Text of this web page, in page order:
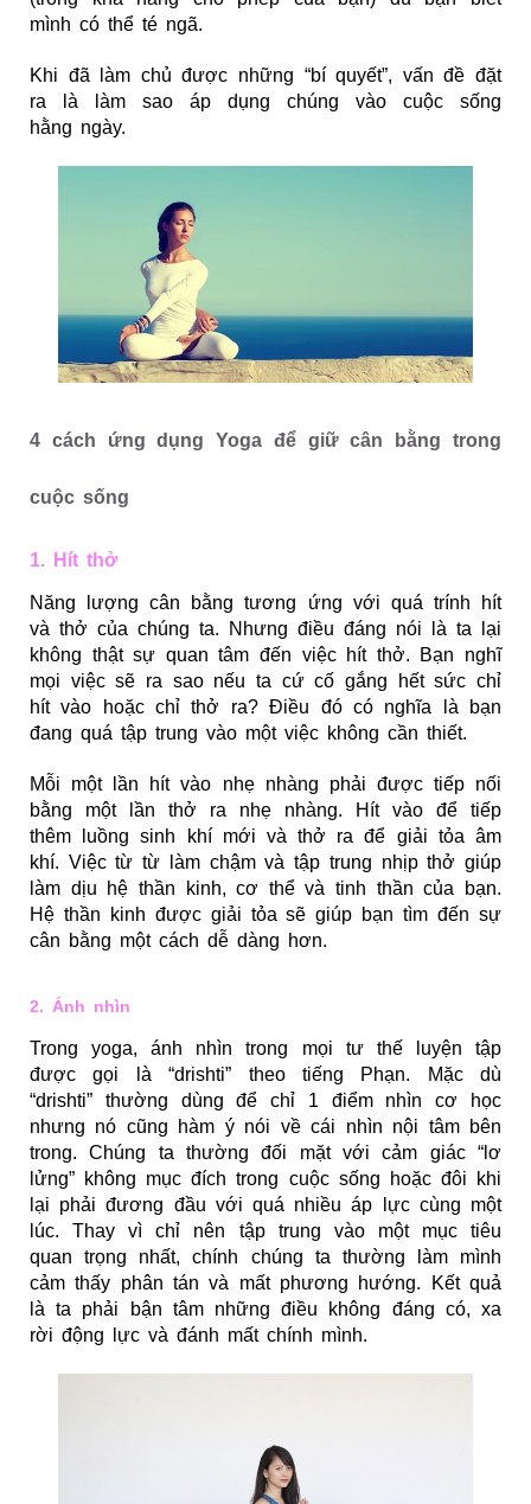
mình có thể té ngã.
Khi đã làm chủ được những “bí quyết”, vấn đề đặt
ra là làm sao áp dụng chúng vào cuộc sống
hằng ngày.
4 cá​ch ứng dụng Yoga để giữ cân bằng trong
cuộc sống
1. Hít thở
Năng lượng cân bằng tương ứng với quá trính hít
và thở của chúng ta.
Nhưng điều đáng nói là ta lại
không thật sự quan tâm đến việc hít thở. Bạn nghĩ
mọi việc sẽ ra sao nếu ta cứ cố gắng hết sức chỉ
hít vào hoặc chỉ thở ra? Điều đó có nghĩa là bạn
đang quá tập trung vào một việc không cần thiết.
Mỗi một lần hít vào nhẹ nhàng phải được tiếp nối
bằng một lần thở ra nhẹ nhàng. Hít vào để tiếp
thêm luồng sinh khí mới và thở ra để giải tỏa âm
khí. Việc từ từ làm chậm và tập trung nhịp thở giúp
làm dịu hệ thần kinh, cơ thể và tinh thần của bạn.
Hệ thần kinh được giải tỏa sẽ giúp bạn tìm đến sự
cân bằng một cách dễ dàng hơn.
2. Ánh nhìn
Trong yoga, ánh nhìn trong mọi tư thế luyện tập
được gọi là “drishti” theo tiếng Phạn.
Mặc dù
“drishti” thường dùng để chỉ 1 điểm nhìn cơ học
nhưng nó cũng hàm ý nói về cái nhìn nội tâm bên
trong. Chúng ta thường đối mặt với cảm giác “lơ
lửng” không mục đích trong cuộc sống hoặc đôi khi
lại phải đương đầu với quá nhiều áp lực cùng một
lúc. Thay vì chỉ nên tập trung vào một mục tiêu
quan trọng nhất, chính chúng ta thường làm mình
cảm thấy phân tán và mất phương hướng. Kết quả
là ta phải bận tâm những điều không đáng có, xa
rời động lực và đánh mất chính mình.